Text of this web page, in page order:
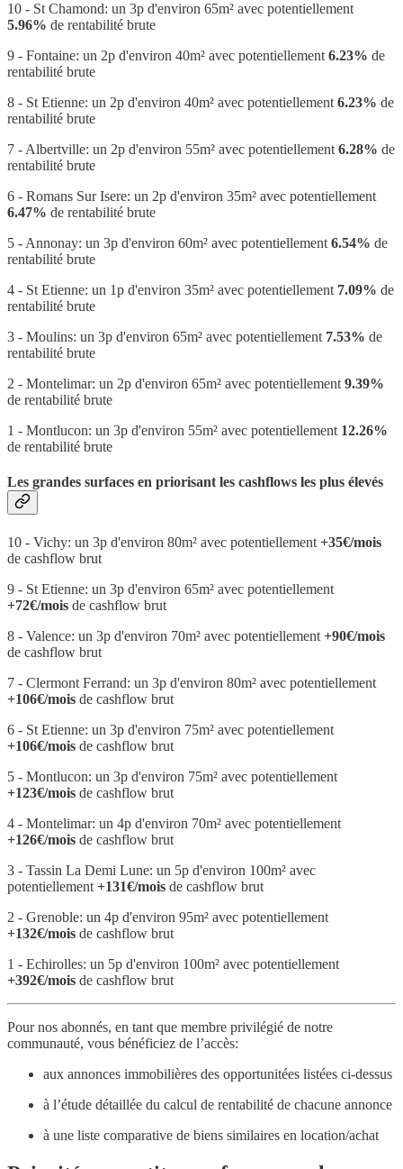
10 - St Chamond: un 3p d'environ 65m² avec potentiellement
5.96% de rentabilité brute
9 - Fontaine: un 2p d'environ 40m² avec potentiellement 6.23% de
rentabilité brute
8 - St Etienne: un 2p d'environ 40m² avec potentiellement 6.23% de
rentabilité brute
7 - Albertville: un 2p d'environ 55m² avec potentiellement 6.28% de
rentabilité brute
6 - Romans Sur Isere: un 2p d'environ 35m² avec potentiellement
6.47% de rentabilité brute
5 - Annonay: un 3p d'environ 60m² avec potentiellement 6.54% de
rentabilité brute
4 - St Etienne: un 1p d'environ 35m² avec potentiellement 7.09% de
rentabilité brute
3 - Moulins: un 3p d'environ 65m² avec potentiellement 7.53% de
rentabilité brute
2 - Montelimar: un 2p d'environ 65m² avec potentiellement 9.39%
de rentabilité brute
1 - Montlucon: un 3p d'environ 55m² avec potentiellement 12.26%
de rentabilité brute
Les grandes surfaces en priorisant les cashflows les plus élevés
10 - Vichy: un 3p d'environ 80m² avec potentiellement +35€/mois
de cashflow brut
9 - St Etienne: un 3p d'environ 65m² avec potentiellement
+72€/mois de cashflow brut
8 - Valence: un 3p d'environ 70m² avec potentiellement +90€/mois
de cashflow brut
7 - Clermont Ferrand: un 3p d'environ 80m² avec potentiellement
+106€/mois de cashflow brut
6 - St Etienne: un 3p d'environ 75m² avec potentiellement
+106€/mois de cashflow brut
5 - Montlucon: un 3p d'environ 75m² avec potentiellement
+123€/mois de cashflow brut
4 - Montelimar: un 4p d'environ 70m² avec potentiellement
+126€/mois de cashflow brut
3 - Tassin La Demi Lune: un 5p d'environ 100m² avec
potentiellement +131€/mois de cashflow brut
2 - Grenoble: un 4p d'environ 95m² avec potentiellement
+132€/mois de cashflow brut
1 - Echirolles: un 5p d'environ 100m² avec potentiellement
+392€/mois de cashflow brut
Pour nos abonnés, en tant que membre privilégié de notre
communauté, vous bénéficiez de l’accès:
aux annonces immobilières des opportunitées listées ci-dessus
à l’étude détaillée du calcul de rentabilité de chacune annonce
à une liste comparative de biens similaires en location/achat